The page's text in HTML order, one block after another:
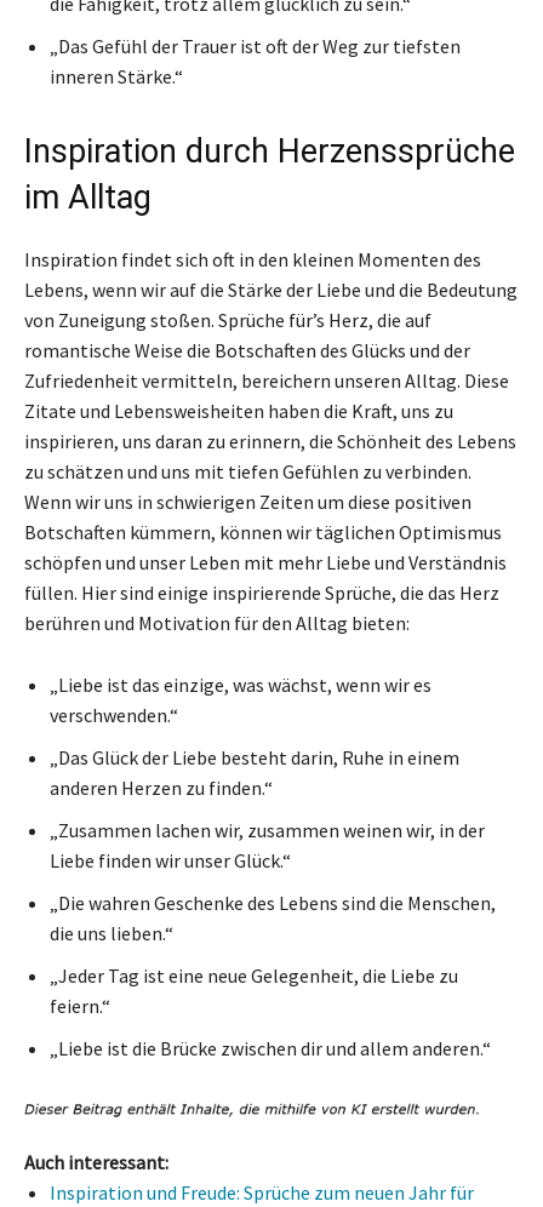
„Das Gefühl der Trauer ist oft der Weg zur tiefsten
inneren Stärke.“
Inspiration durch Herzenssprüche
im Alltag
Inspiration findet sich oft in den kleinen Momenten des
Lebens, wenn wir auf die Stärke der Liebe und die Bedeutung
von Zuneigung stoßen. Sprüche für’s Herz, die auf
romantische Weise die Botschaften des Glücks und der
Zufriedenheit vermitteln, bereichern unseren Alltag. Diese
Zitate und Lebensweisheiten haben die Kraft, uns zu
inspirieren, uns daran zu erinnern, die Schönheit des Lebens
zu schätzen und uns mit tiefen Gefühlen zu verbinden.
Wenn wir uns in schwierigen Zeiten um diese positiven
Botschaften kümmern, können wir täglichen Optimismus
schöpfen und unser Leben mit mehr Liebe und Verständnis
füllen. Hier sind einige inspirierende Sprüche, die das Herz
berühren und Motivation für den Alltag bieten:
„Liebe ist das einzige, was wächst, wenn wir es
verschwenden.“
„Das Glück der Liebe besteht darin, Ruhe in einem
anderen Herzen zu finden.“
„Zusammen lachen wir, zusammen weinen wir, in der
Liebe finden wir unser Glück.“
„Die wahren Geschenke des Lebens sind die Menschen,
die uns lieben.“
„Jeder Tag ist eine neue Gelegenheit, die Liebe zu
feiern.“
„Liebe ist die Brücke zwischen dir und allem anderen.“
Auch interessant:
Inspiration und Freude: Sprüche zum neuen Jahr für